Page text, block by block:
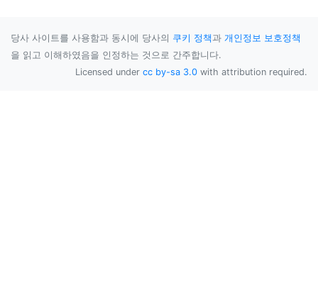
당사 사이트를 사용함과 동시에 당사의 쿠키 정책과 개인정보 보호정책
을 읽고 이해하였음을 인정하는 것으로 간주합니다.
Licensed under cc by-sa 3.0 with attribution required.